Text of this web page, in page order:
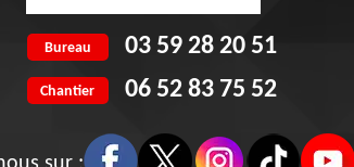
Bureau 03 59 28 20 51
Chantier 06 52 83 75 52